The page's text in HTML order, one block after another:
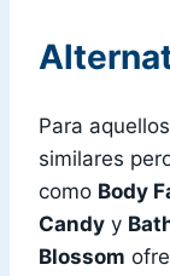
Para
similares
como Body
Candy y
Blossom